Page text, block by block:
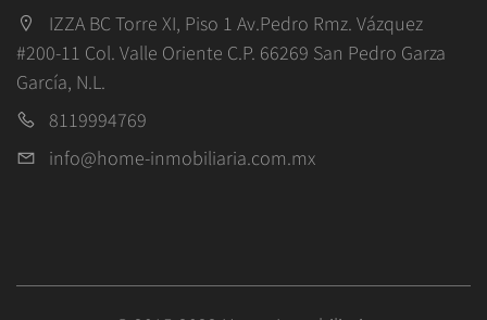
IZZA BC Torre XI, Piso 1 Av.Pedro Rmz. Vázquez
#200-11 Col. Valle Oriente C.P. 66269 San Pedro Garza
García, N.L.
8119994769
info@home-inmobiliaria.com.mx